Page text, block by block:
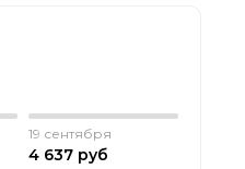
19 сентября
4 637 руб